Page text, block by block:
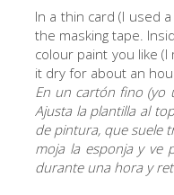
In a thin card (I used
the masking tape.
colour paint you like
it dry for about an
En un cartón fino (yo
Ajusta la plantilla al
de pintura, que suele
moja la esponja y ve
durante una hora y